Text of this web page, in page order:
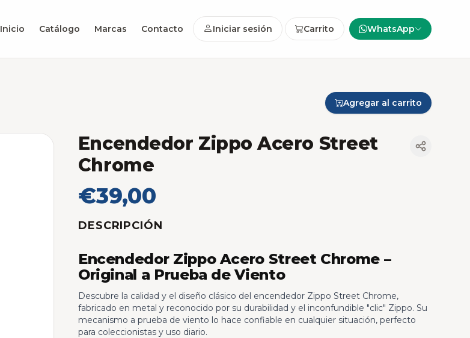
Inicio Catálogo Marcas Contacto Iniciar sesión Carrito WhatsApp
Agregar al carrito
Encendedor Zippo Acero Street
Chrome
€39,00
DESCRIPCIÓN
Encendedor Zippo Acero Street Chrome –
Original a Prueba de Viento
Descubre la calidad y el diseño clásico del encendedor Zippo Street Chrome,
fabricado en metal y reconocido por su durabilidad y el inconfundible "clic" Zippo. Su
mecanismo a prueba de viento lo hace confiable en cualquier situación, perfecto
para coleccionistas y uso diario.